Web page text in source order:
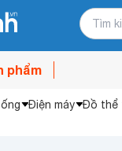
phẩm
Điện máy Đồ thể